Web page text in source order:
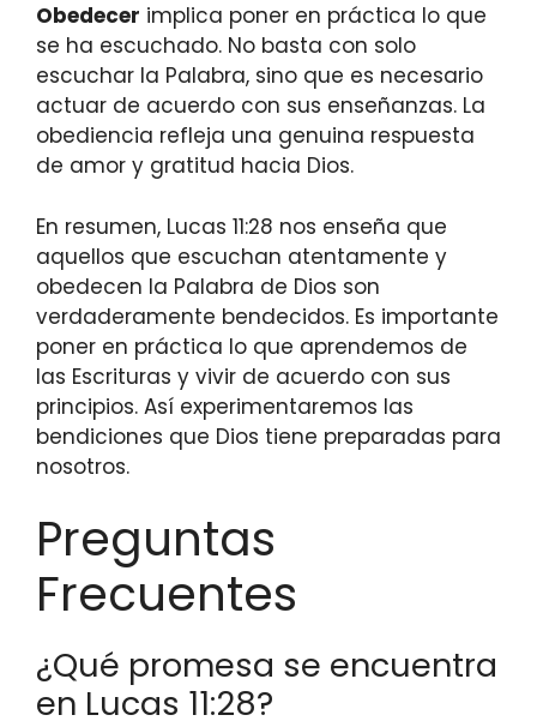
Obedecer implica poner en práctica lo que
se ha escuchado. No basta con solo
escuchar la Palabra, sino que es necesario
actuar de acuerdo con sus enseñanzas. La
obediencia refleja una genuina respuesta
de amor y gratitud hacia Dios.
En resumen, Lucas 11:28 nos enseña que
aquellos que escuchan atentamente y
obedecen la Palabra de Dios son
verdaderamente bendecidos. Es importante
poner en práctica lo que aprendemos de
las Escrituras y vivir de acuerdo con sus
principios. Así experimentaremos las
bendiciones que Dios tiene preparadas para
nosotros.
Preguntas
Frecuentes
¿Qué promesa se encuentra
en Lucas 11:28?